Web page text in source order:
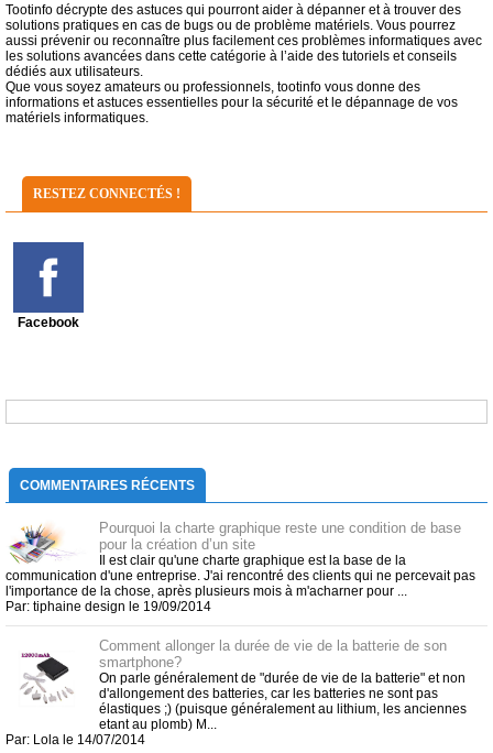
Tootinfo décrypte des astuces qui pourront aider à dépanner et à trouver des
solutions pratiques en cas de bugs ou de problème matériels. Vous pourrez
aussi prévenir ou reconnaître plus facilement ces problèmes informatiques avec
les solutions avancées dans cette catégorie à l’aide des tutoriels et conseils
dédiés aux utilisateurs.
Que vous soyez amateurs ou professionnels, tootinfo vous donne des
informations et astuces essentielles pour la sécurité et le dépannage de vos
matériels informatiques.
RESTEZ CONNECTÉS !
Facebook
COMMENTAIRES RÉCENTS
Pourquoi la charte graphique reste une condition de base
pour la création d’un site
Il est clair qu'une charte graphique est la base de la
communication d'une entreprise. J'ai rencontré des clients qui ne percevait pas
l'importance de la chose, après plusieurs mois à m'acharner pour ...
Par: tiphaine design le 19/09/2014
Comment allonger la durée de vie de la batterie de son
smartphone?
On parle généralement de "durée de vie de la batterie" et non
d'allongement des batteries, car les batteries ne sont pas
élastiques ;) (puisque généralement au lithium, les anciennes
etant au plomb) M...
Par: Lola le 14/07/2014